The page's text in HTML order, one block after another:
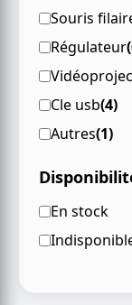
Souris
Régulateur
Cle usb(4)
Autres(1)
En stock